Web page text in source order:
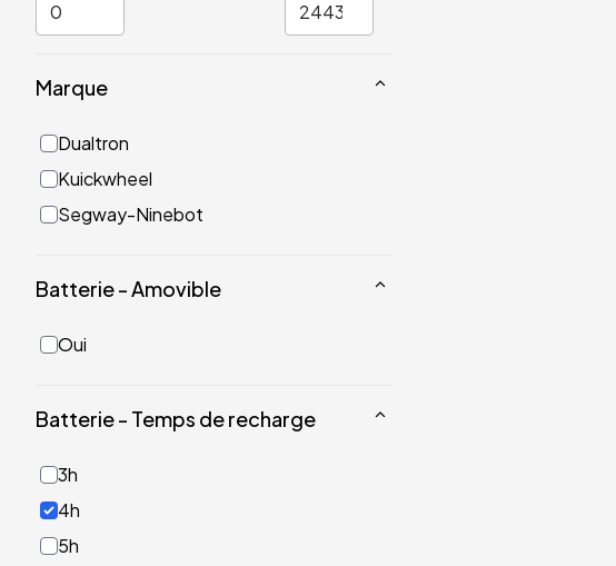
Marque
Dualtron
Kuickwheel
Segway-Ninebot
Batterie - Amovible
Oui
Batterie - Temps de recharge
3h
4h
5h